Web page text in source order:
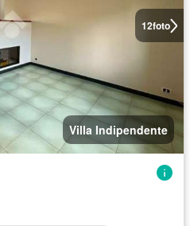
12foto
Villa Indipendente